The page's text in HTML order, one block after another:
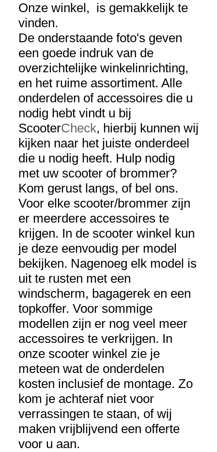
Onze winkel, is gemakkelijk te
vinden.
De onderstaande foto's geven
een goede indruk van de
overzichtelijke winkelinrichting,
en het ruime assortiment. Alle
onderdelen of accessoires die u
nodig hebt vindt u bij
ScooterCheck, hierbij kunnen wij
kijken naar het juiste onderdeel
die u nodig heeft. Hulp nodig
met uw scooter of brommer?
Kom gerust langs, of bel ons.
Voor elke scooter/brommer zijn
er meerdere accessoires te
krijgen. In de scooter winkel kun
je deze eenvoudig per model
bekijken. Nagenoeg elk model is
uit te rusten met een
windscherm, bagagerek en een
topkoffer. Voor sommige
modellen zijn er nog veel meer
accessoires te verkrijgen. In
onze scooter winkel zie je
meteen wat de onderdelen
kosten inclusief de montage. Zo
kom je achteraf niet voor
verrassingen te staan, of wij
maken vrijblijvend een offerte
voor u aan.